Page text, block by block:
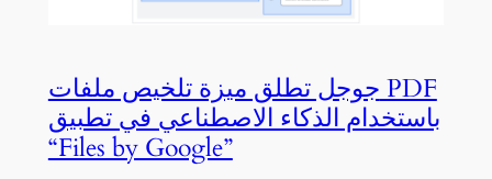
جوجل تطلق ميزة تلخيص ملفات PDF
باستخدام الذكاء الاصطناعي في تطبيق
“Files by Google”